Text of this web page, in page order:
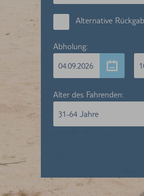
Alternative
Abholung:
04.09.2026
Alter des Fahrenden:
31-64 Jahre